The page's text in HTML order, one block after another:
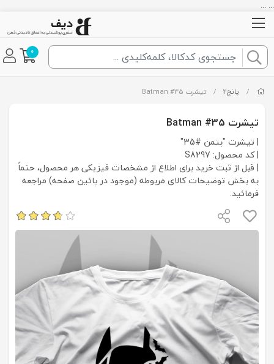
... ...
0
/ پانچ2 / تیشرت Batman #35
تیشرت Batman #35
| تیشرت "بتمن #35"
| کد محصول: S8297
| قبل از ثبت خرید برای اطلاع از مشخصات فیزیکی هر محصول، حتماً
به بخش توضیحات کالای مربوطه (موجود در پائین صفحه) مراجعه
فرمائید.